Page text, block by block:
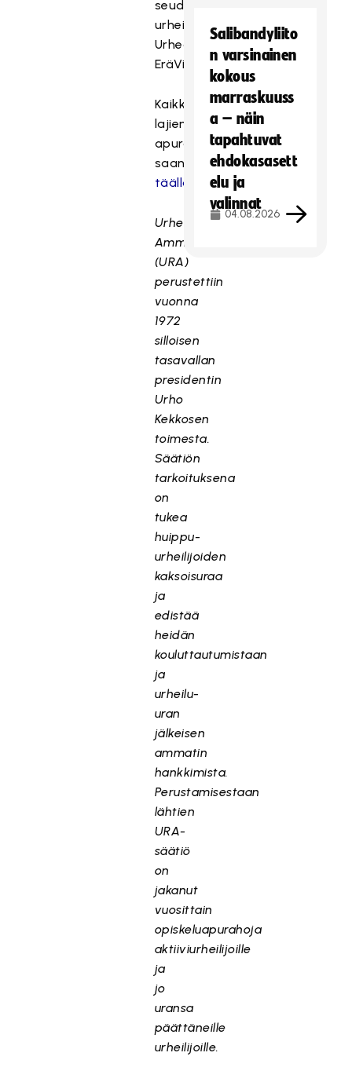
seudun
urheiluakatemia
Urhea,
EräViikingit
Kaikkien
lajien
apurahan
saaneet
täällä
Urheilijoiden
Ammattienedistämissäätiö
(URA)
perustettiin
vuonna
1972
silloisen
tasavallan
presidentin
Urho
Kekkosen
toimesta.
Säätiön
tarkoituksena
on
tukea
huippu-
urheilijoiden
kaksoisuraa
ja
edistää
heidän
kouluttautumistaan
ja
urheilu-
uran
jälkeisen
ammatin
hankkimista.
Perustamisestaan
lähtien
URA-
säätiö
on
jakanut
vuosittain
opiskeluapurahoja
aktiiviurheilijoille
ja
jo
uransa
päättäneille
urheilijoille.
Salibandyliito
n varsinainen
kokous
marraskuuss
a – näin
tapahtuvat
ehdokasasett
elu ja
valinnat
04.08.2026